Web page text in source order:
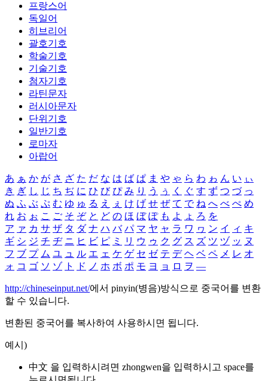
프랑스어
독일어
히브리어
괄호기호
학술기호
기술기호
첨자기호
라틴문자
러시아문자
단위기호
일반기호
로마자
아랍어
あ ぁ か が さ ざ た だ な は ば ぱ ま や ゃ ら わ ゎ ん い ぃ
き ぎ し じ ち ぢ に ひ び ぴ み り う ぅ く ぐ す ず つ づ っ
ぬ ふ ぶ ぷ む ゆ ゅ る え ぇ け げ せ ぜ て で ね へ べ ぺ め
れ お ぉ こ ご そ ぞ と ど の ほ ぼ ぽ も よ ょ ろ を
ア ァ カ サ ザ タ ダ ナ ハ バ パ マ ヤ ャ ラ ワ ヮ ン イ ィ キ
ギ シ ジ チ ヂ ニ ヒ ビ ピ ミ リ ウ ゥ ク グ ス ズ ツ ヅ ッ ヌ
フ ブ プ ム ユ ュ ル エ ェ ケ ゲ セ ゼ テ デ ヘ ベ ペ メ レ オ
ォ コ ゴ ソ ゾ ト ド ノ ホ ボ ポ モ ヨ ョ ロ ヲ ―
http://chineseinput.net/에서 pinyin(병음)방식으로 중국어를 변환
할 수 있습니다.
변환된 중국어를 복사하여 사용하시면 됩니다.
예시)
中文 을 입력하시려면 zhongwen을 입력하시고 space를